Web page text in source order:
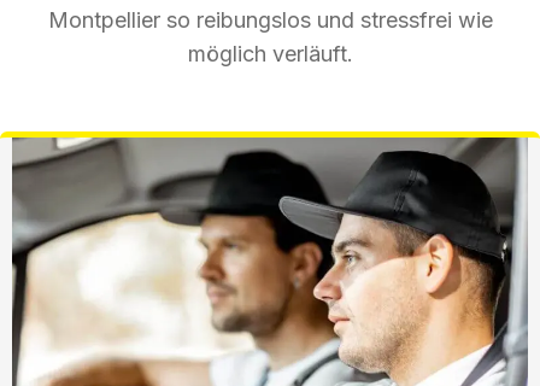
Montpellier so reibungslos und stressfrei wie
möglich verläuft.